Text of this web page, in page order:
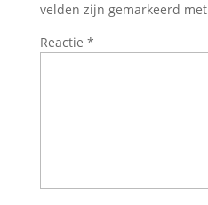
velden zijn gemarkeerd met
Reactie *